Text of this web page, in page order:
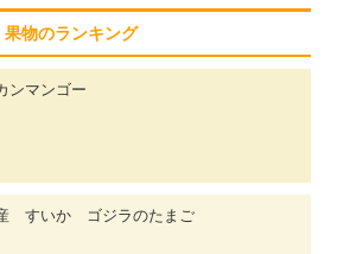
果物のランキング
ンマンゴー
すいか ゴジラのたまご